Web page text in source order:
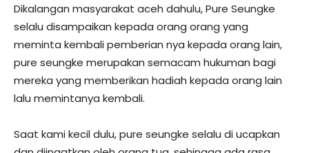
Dikalangan masyarakat aceh dahulu, Pure Seungke
selalu disampaikan kepada orang orang yang
meminta kembali pemberian nya kepada orang lain,
pure seungke merupakan semacam hukuman bagi
mereka yang memberikan hadiah kepada orang lain
lalu memintanya kembali.
Saat kami kecil dulu, pure seungke selalu di ucapkan